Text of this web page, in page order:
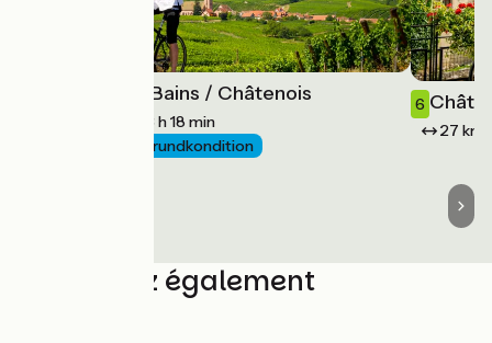
Soultz-les-Bains / Châtenois
3 h 18 min
Mittel / Gute Grundkondition
6
27 km
Découvrez également